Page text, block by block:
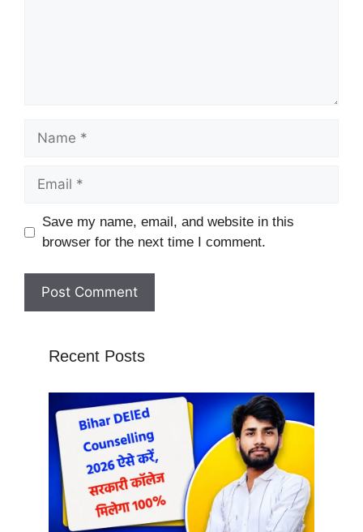
Name
Email
Website
Save my name, email, and website in this
browser for the next time I comment.
Recent Posts